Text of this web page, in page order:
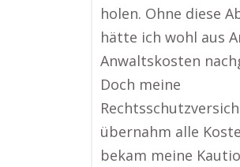
holen. Ohne diese
hätte ich wohl aus
Anwaltskosten
Doch meine
übernahm alle
bekam meine